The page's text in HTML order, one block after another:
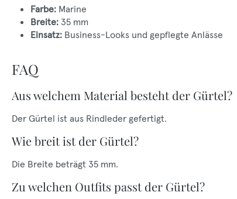
Farbe: Marine
Breite: 35 mm
Einsatz: Business-Looks und gepflegte Anlässe
FAQ
Aus welchem Material besteht der Gürtel?
Der Gürtel ist aus Rindleder gefertigt.
Wie breit ist der Gürtel?
Die Breite beträgt 35 mm.
Zu welchen Outfits passt der Gürtel?